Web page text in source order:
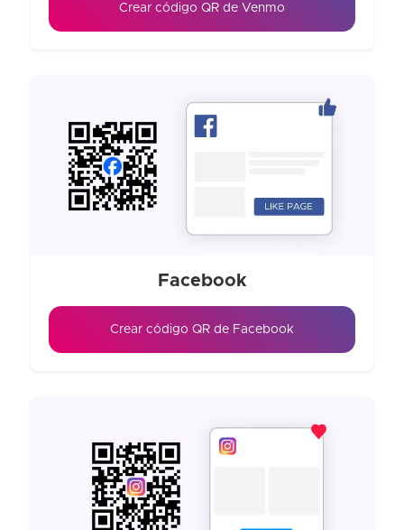
Crear código QR de Venmo
Facebook
Crear código QR de Facebook